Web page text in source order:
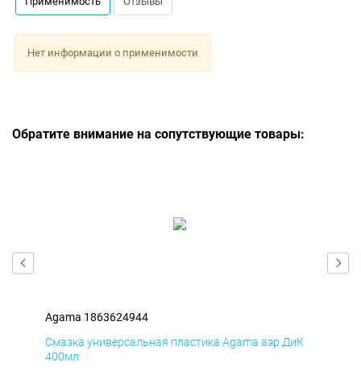
Нет информации о применимости
Обратите внимание на сопутствующие товары:
Agama 1863624944
Смазка универсальная пластика Agama аэр ДиК
400мл